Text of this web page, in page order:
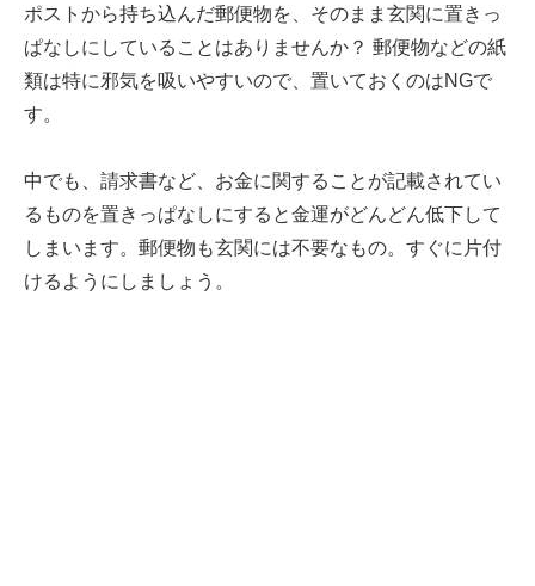
ポストから持ち込んだ郵便物を、そのまま玄関に置きっ
ぱなしにしていることはありませんか？ 郵便物などの紙
類は特に邪気を吸いやすいので、置いておくのはNGで
す。
中でも、請求書など、お金に関することが記載されてい
るものを置きっぱなしにすると金運がどんどん低下して
しまいます。郵便物も玄関には不要なもの。すぐに片付
けるようにしましょう。